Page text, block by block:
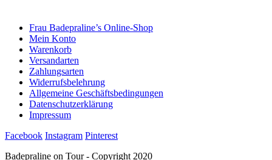
Frau Badepraline’s Online-Shop
Mein Konto
Warenkorb
Versandarten
Zahlungsarten
Widerrufsbelehrung
Allgemeine Geschäftsbedingungen
Datenschutzerklärung
Impressum
Facebook Instagram Pinterest
Badepraline on Tour - Copyright 2020